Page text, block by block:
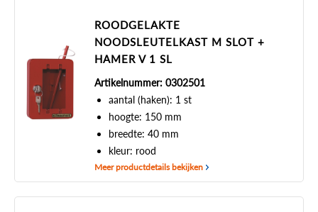
ROODGELAKTE
NOODSLEUTELKAST M SLOT +
HAMER V 1 SL
Artikelnummer: 0302501
aantal (haken): 1 st
hoogte: 150 mm
breedte: 40 mm
kleur: rood
Meer productdetails bekijken